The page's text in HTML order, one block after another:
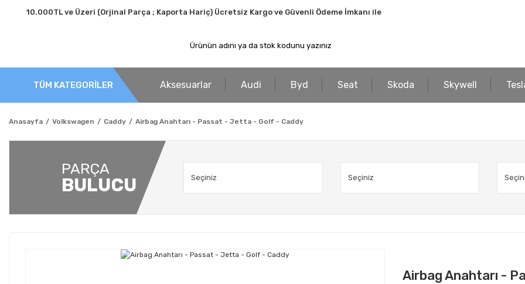
10.000TL ve Üzeri (Orjinal Parça ; Kaporta Hariç) Ücretsiz Kargo ve Güvenli Ödeme İmkanı ile
TÜM KATEGORİLER Aksesuarlar Audi Byd Seat Skoda Skywell
Anasayfa Volkswagen Caddy Airbag Anahtarı - Passat - Jetta - Golf - Caddy
PARÇA
BULUCU
Airbag Anahtarı -